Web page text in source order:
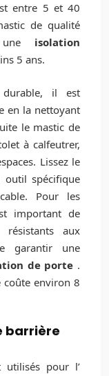
entre 5 et 40
de qualité
une isolation
5 ans.
il est
en la nettoyant
le mastic de
à calfeutrer,
Lissez le
spécifique
Pour les
important de
résistants aux
garantir une
de porte .
coûte environ 8
barrière
utilisés pour l’